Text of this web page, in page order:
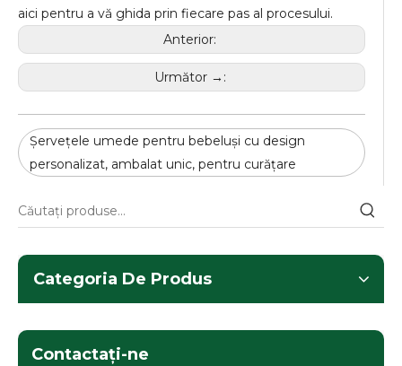
aici pentru a vă ghida prin fiecare pas al procesului.
Anterior:
Următor →:
Șervețele umede pentru bebeluși cu design
personalizat, ambalat unic, pentru curățare
Categoria De Produs
Contactaţi-ne